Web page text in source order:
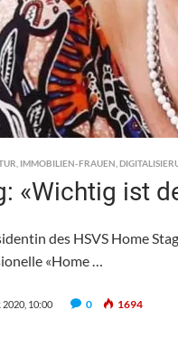
IMMOBILIEN-FRAUEN
«Wichtig ist
des HSVS Home
«Home …
2020, 10:00 0 1694